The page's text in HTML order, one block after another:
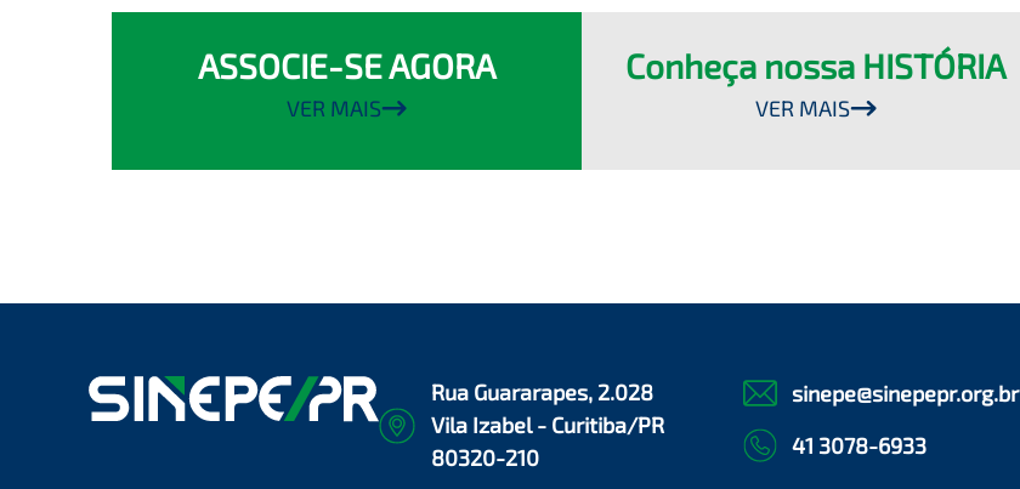
ASSOCIE-SE AGORA
VER MAIS
Conheça nossa HISTÓRIA
VER MAIS
Rua Guararapes, 2.028
Vila Izabel - Curitiba/PR
80320-210
sinepe@sinepepr.org.br
41 3078-6933